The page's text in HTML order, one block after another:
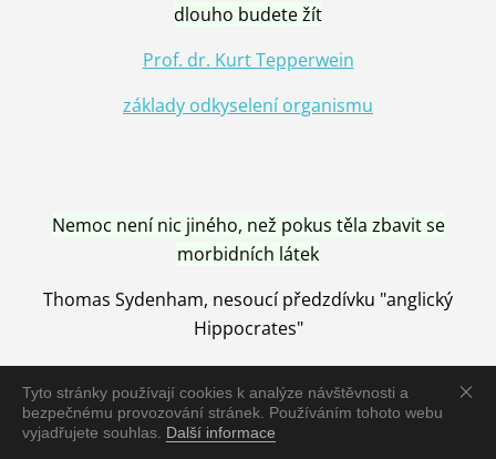
Tyto stránky používají cookies k analýze návštěvnosti a
bezpečnému provozování stránek. Používáním tohoto webu
vyjadřujete souhlas. Další informace
dlouho budete žít
Prof. dr. Kurt Tepperwein
základy odkyselení organismu
Nemoc není nic jiného, než pokus těla zbavit se
morbidních látek
Thomas Sydenham, nesoucí předzdívku "anglický
Hippocrates"
Nemoc je vyléčena jen pomocí Přírody, neutralizací a